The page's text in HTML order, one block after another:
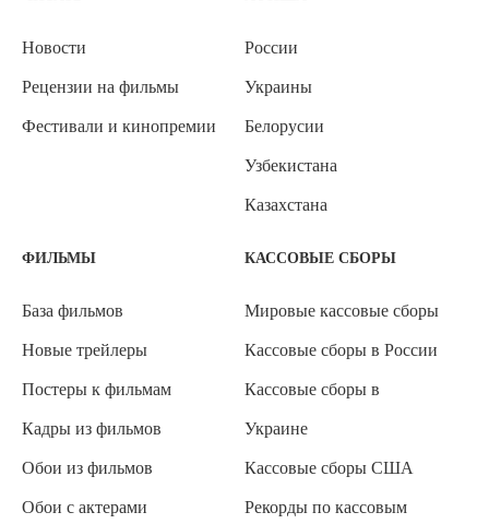
Новости
Рецензии на фильмы
Фестивали и кинопремии
России
Украины
Белорусии
Узбекистана
Казахстана
ФИЛЬМЫ
База фильмов
Новые трейлеры
Постеры к фильмам
Кадры из фильмов
Обои из фильмов
Обои с актерами
КАССОВЫЕ СБОРЫ
Мировые кассовые сборы
Кассовые сборы в России
Кассовые сборы в
Украине
Кассовые сборы США
Рекорды по кассовым